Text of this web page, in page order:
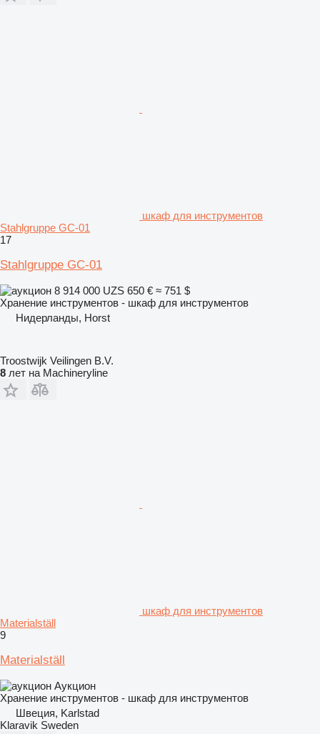
шкаф для инструментов
Stahlgruppe GC-01
17
Stahlgruppe GC-01
8 914 000 UZS 650 € ≈ 751 $
Хранение инструментов - шкаф для инструментов
Нидерланды, Horst
Troostwijk Veilingen B.V.
8 лет на Machineryline
шкаф для инструментов
Materialställ
9
Materialställ
Аукцион
Хранение инструментов - шкаф для инструментов
Швеция, Karlstad
Klaravik Sweden